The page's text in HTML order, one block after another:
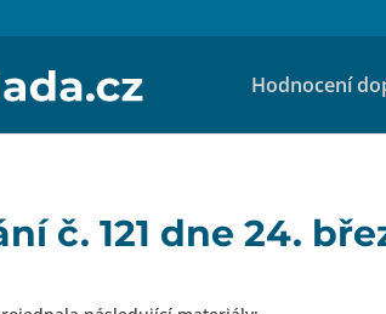
Hodnocení
č. 121 dne 24.